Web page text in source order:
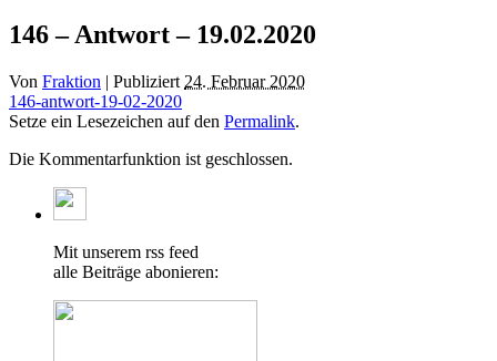
146 – Antwort – 19.02.2020
Von Fraktion | Publiziert 24. Februar 2020
146-antwort-19-02-2020
Setze ein Lesezeichen auf den Permalink.
Die Kommentarfunktion ist geschlossen.
Mit unserem rss feed
alle Beiträge abonieren: